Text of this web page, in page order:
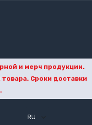
и мерч продукции.
Сроки доставки
RU